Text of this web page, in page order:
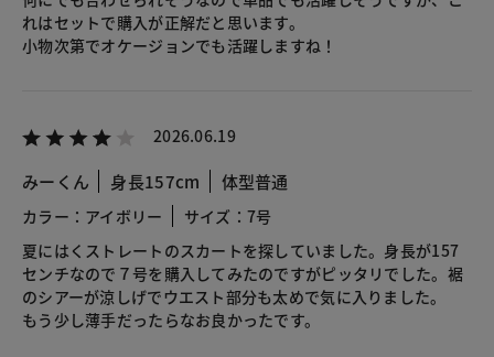
れはセットで購入が正解だと思います。
小物次第でオケージョンでも活躍しますね！
2026.06.19
みーくん 身長157cm 体型普通
カラー：アイボリー
サイズ：7号
夏にはくストレートのスカートを探していました。身長が157
センチなので７号を購入してみたのですがピッタリでした。裾
のシアーが涼しげでウエスト部分も太めで気に入りました。
もう少し薄手だったらなお良かったです。